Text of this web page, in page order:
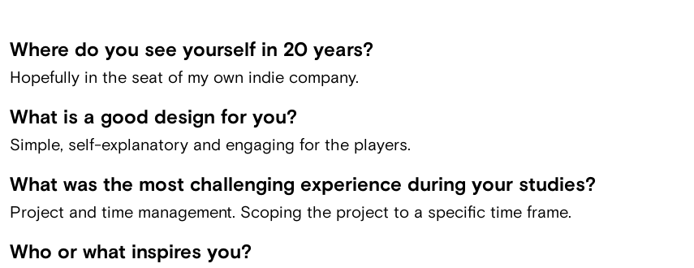
Where do you see yourself in 20 years?
Hopefully in the seat of my own indie company.
What is a good design for you?
Simple, self-explanatory and engaging for the players.
What was the most challenging experience during your studies?
Project and time management. Scoping the project to a specific time frame.
Who or what inspires you?